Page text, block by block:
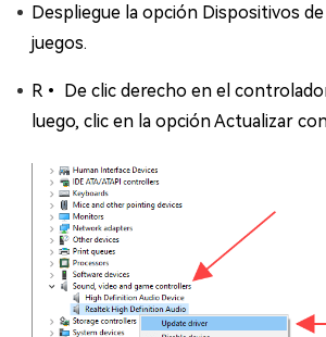
Despliegue la opción Dispositivos
juegos.
R• De clic derecho en el
luego, clic en la opción Actualizar